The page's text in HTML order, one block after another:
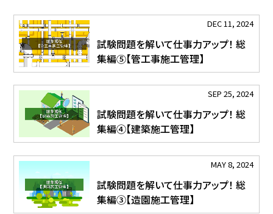
DEC 11, 2024
試験問題を解いて仕事力アップ！ 総
集編⑤【管工事施工管理】
SEP 25, 2024
試験問題を解いて仕事力アップ！ 総
集編④【建築施工管理】
MAY 8, 2024
試験問題を解いて仕事力アップ！ 総
集編③【造園施工管理】